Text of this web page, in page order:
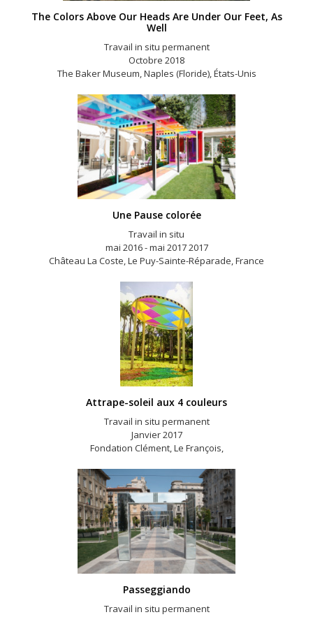
The Colors Above Our Heads Are Under Our Feet, As
Well
Travail in situ permanent
Octobre 2018
The Baker Museum, Naples (Floride), États-Unis
Une Pause colorée
Travail in situ
mai 2016 - mai 2017 2017
Château La Coste, Le Puy-Sainte-Réparade, France
Attrape-soleil aux 4 couleurs
Travail in situ permanent
Janvier 2017
Fondation Clément, Le François,
Passeggiando
Travail in situ permanent